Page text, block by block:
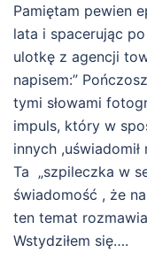
Pamiętam pewien
lata i spacerując
ulotkę z agencji
napisem:”
tymi słowami
impuls, który w
innych
Ta „szpileczka w
świadomość , że
ten temat
Wstydziłem się….